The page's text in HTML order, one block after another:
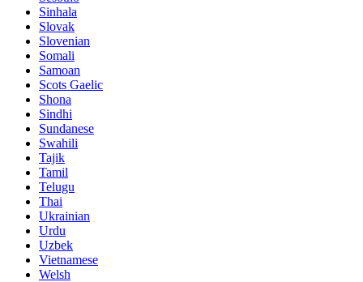
Sinhala
Slovak
Slovenian
Somali
Samoan
Scots Gaelic
Shona
Sindhi
Sundanese
Swahili
Tajik
Tamil
Telugu
Thai
Ukrainian
Urdu
Uzbek
Vietnamese
Welsh